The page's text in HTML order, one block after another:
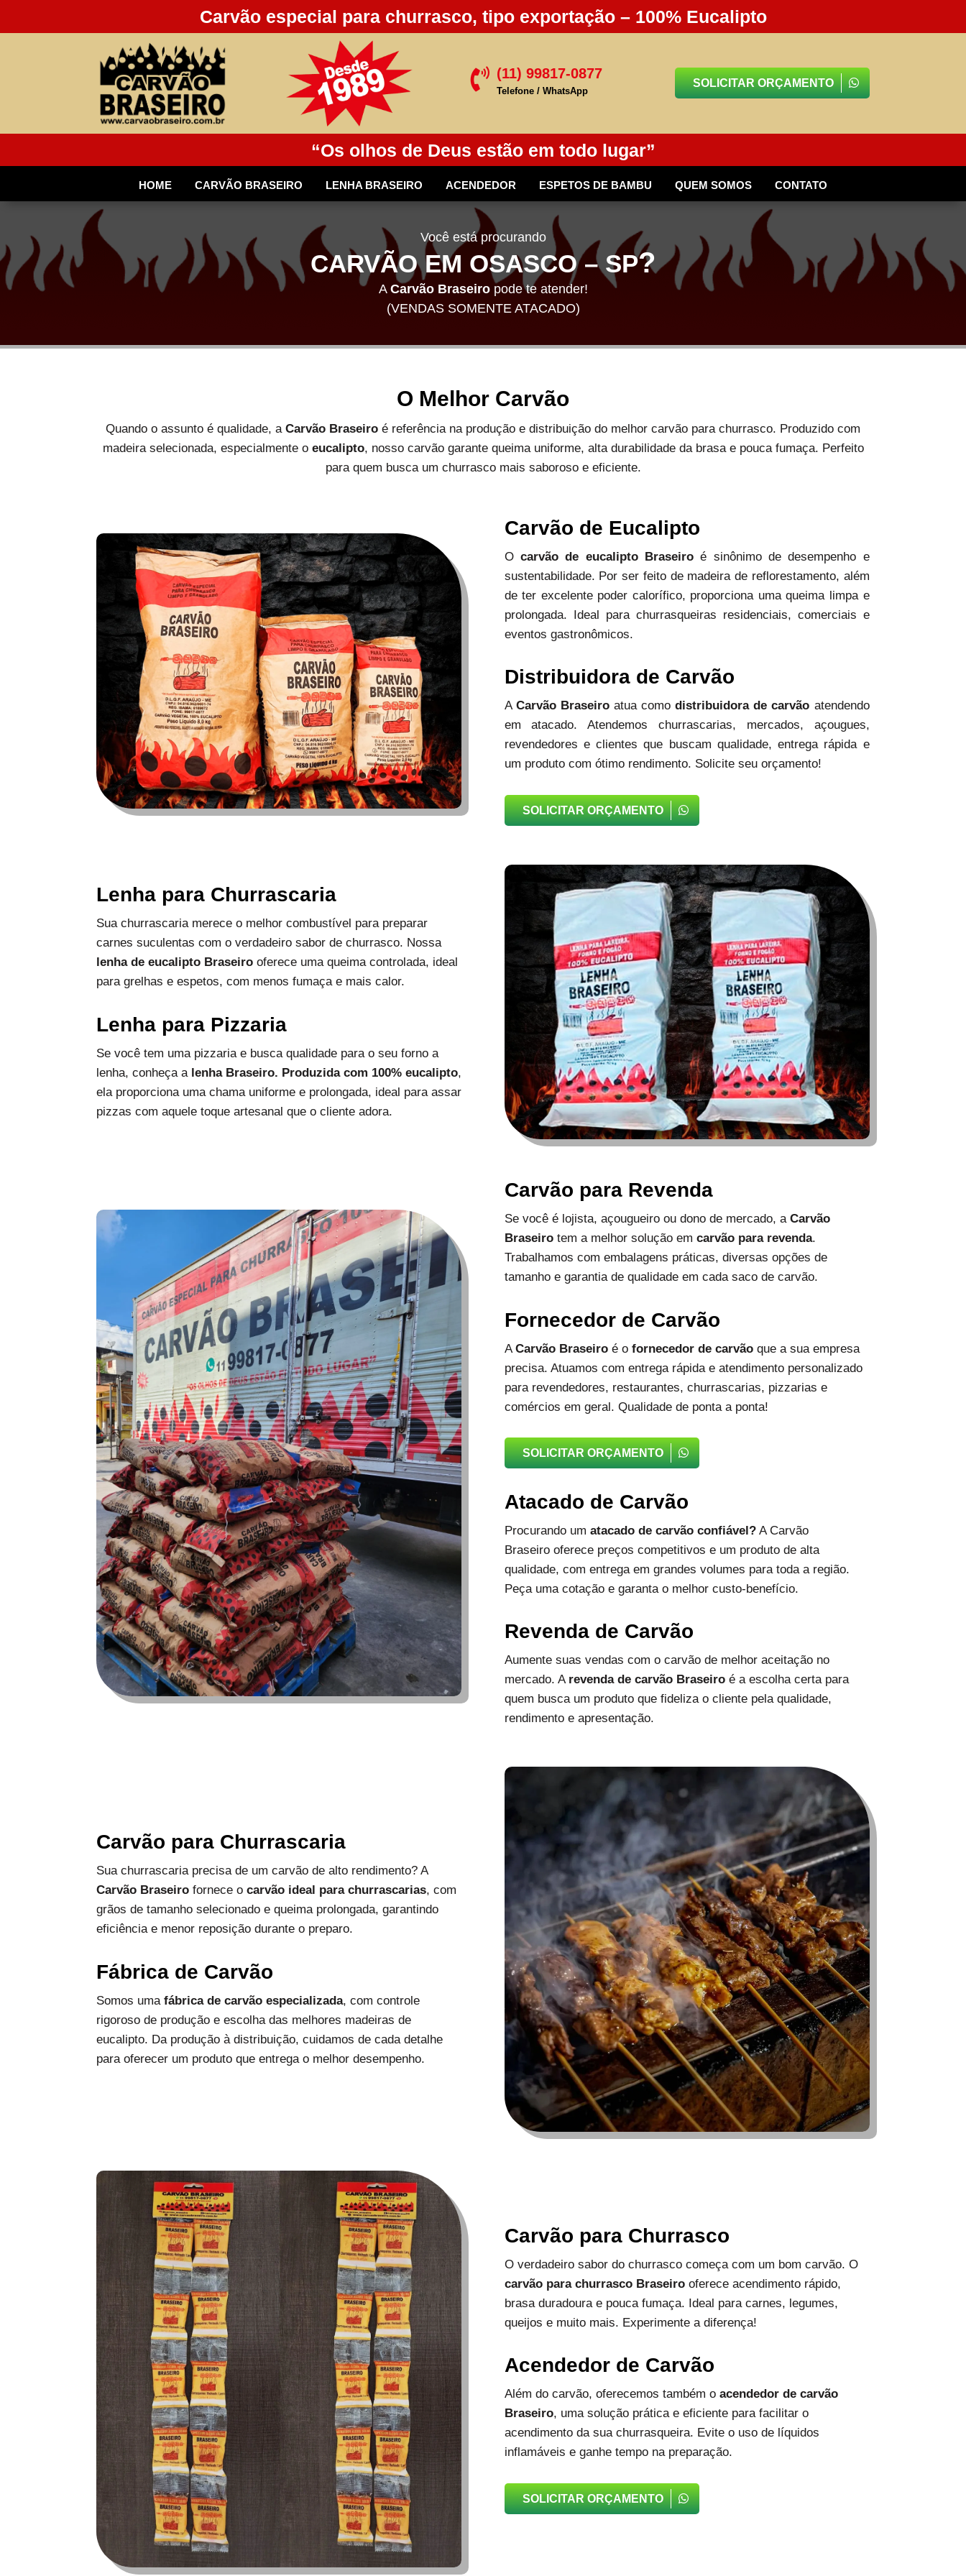
Carvão especial para churrasco, tipo exportação – 100% Eucalipto
 (11) 99817-0877
Telefone / WhatsApp
SOLICITAR ORÇAMENTO
“Os olhos de Deus estão em todo lugar”
HOME CARVÃO BRASEIRO LENHA BRASEIRO ACENDEDOR ESPETOS DE BAMBU QUEM SOMOS CONTATO
Você está procurando
CARVÃO EM OSASCO – SP?
A Carvão Braseiropode te atender!
(VENDAS SOMENTE ATACADO)
O Melhor Carvão
Quando o assunto é qualidade, a Carvão Braseiro é referência na produção e distribuição do melhor carvão para churrasco. Produzido com
madeira selecionada, especialmente o eucalipto, nosso carvão garante queima uniforme, alta durabilidade da brasa e pouca fumaça. Perfeito
para quem busca um churrasco mais saboroso e eficiente.
Carvão de Eucalipto
O carvão de eucalipto Braseiroé sinônimo de desempenho e
sustentabilidade. Por ser feito de madeira de reflorestamento, além
de ter excelente poder calorífico, proporciona uma queima limpa e
prolongada. Ideal para churrasqueiras residenciais, comerciais e
eventos gastronômicos.
Distribuidora de Carvão
A Carvão Braseiroatua comodistribuidora de carvão atendendo
em atacado. Atendemos churrascarias, mercados, açougues,
revendedores e clientes que buscam qualidade, entrega rápida e
um produto com ótimo rendimento. Solicite seu orçamento!
SOLICITAR ORÇAMENTO
Lenha para Churrascaria
Sua churrascaria merece o melhor combustível para preparar
carnes suculentas com o verdadeiro sabor de churrasco. Nossa
lenha de eucalipto Braseiro oferece uma queima controlada, ideal
para grelhas e espetos, com menos fumaça e mais calor.
Lenha para Pizzaria
Se você tem uma pizzaria e busca qualidade para o seu forno a
lenha, conheça a lenha Braseiro. Produzida com 100% eucalipto,
ela proporciona uma chama uniforme e prolongada, ideal para assar
pizzas com aquele toque artesanal que o cliente adora.
Carvão para Revenda
Se você é lojista, açougueiro ou dono de mercado, a Carvão
Braseirotem a melhor solução em carvão para revenda.
Trabalhamos com embalagens práticas, diversas opções de
tamanho e garantia de qualidade em cada saco de carvão.
Fornecedor de Carvão
A Carvão Braseiroé o fornecedor de carvãoque a sua empresa
precisa. Atuamos com entrega rápida e atendimento personalizado
para revendedores, restaurantes, churrascarias, pizzarias e
comércios em geral. Qualidade de ponta a ponta!
SOLICITAR ORÇAMENTO
Atacado de Carvão
Procurando um atacado de carvão confiável?A Carvão
Braseiro oferece preços competitivos e um produto de alta
qualidade, com entrega em grandes volumes para toda a região.
Peça uma cotação e garanta o melhor custo-benefício.
Revenda de Carvão
Aumente suas vendas com o carvão de melhor aceitação no
mercado. A revenda de carvão Braseiroé a escolha certa para
quem busca um produto que fideliza o cliente pela qualidade,
rendimento e apresentação.
Carvão para Churrascaria
Sua churrascaria precisa de um carvão de alto rendimento? A
Carvão Braseiro fornece ocarvão ideal para churrascarias, com
grãos de tamanho selecionado e queima prolongada, garantindo
eficiência e menor reposição durante o preparo.
Fábrica de Carvão
Somos umafábrica de carvão especializada, com controle
rigoroso de produção e escolha das melhores madeiras de
eucalipto. Da produção à distribuição, cuidamos de cada detalhe
para oferecer um produto que entrega o melhor desempenho.
Carvão para Churrasco
O verdadeiro sabor do churrasco começa com um bom carvão. O
carvão para churrasco Braseirooferece acendimento rápido,
brasa duradoura e pouca fumaça. Ideal para carnes, legumes,
queijos e muito mais. Experimente a diferença!
Acendedor de Carvão
Além do carvão, oferecemos também o acendedor de carvão
Braseiro, uma solução prática e eficiente para facilitar o
acendimento da sua churrasqueira. Evite o uso de líquidos
inflamáveis e ganhe tempo na preparação.
SOLICITAR ORÇAMENTO